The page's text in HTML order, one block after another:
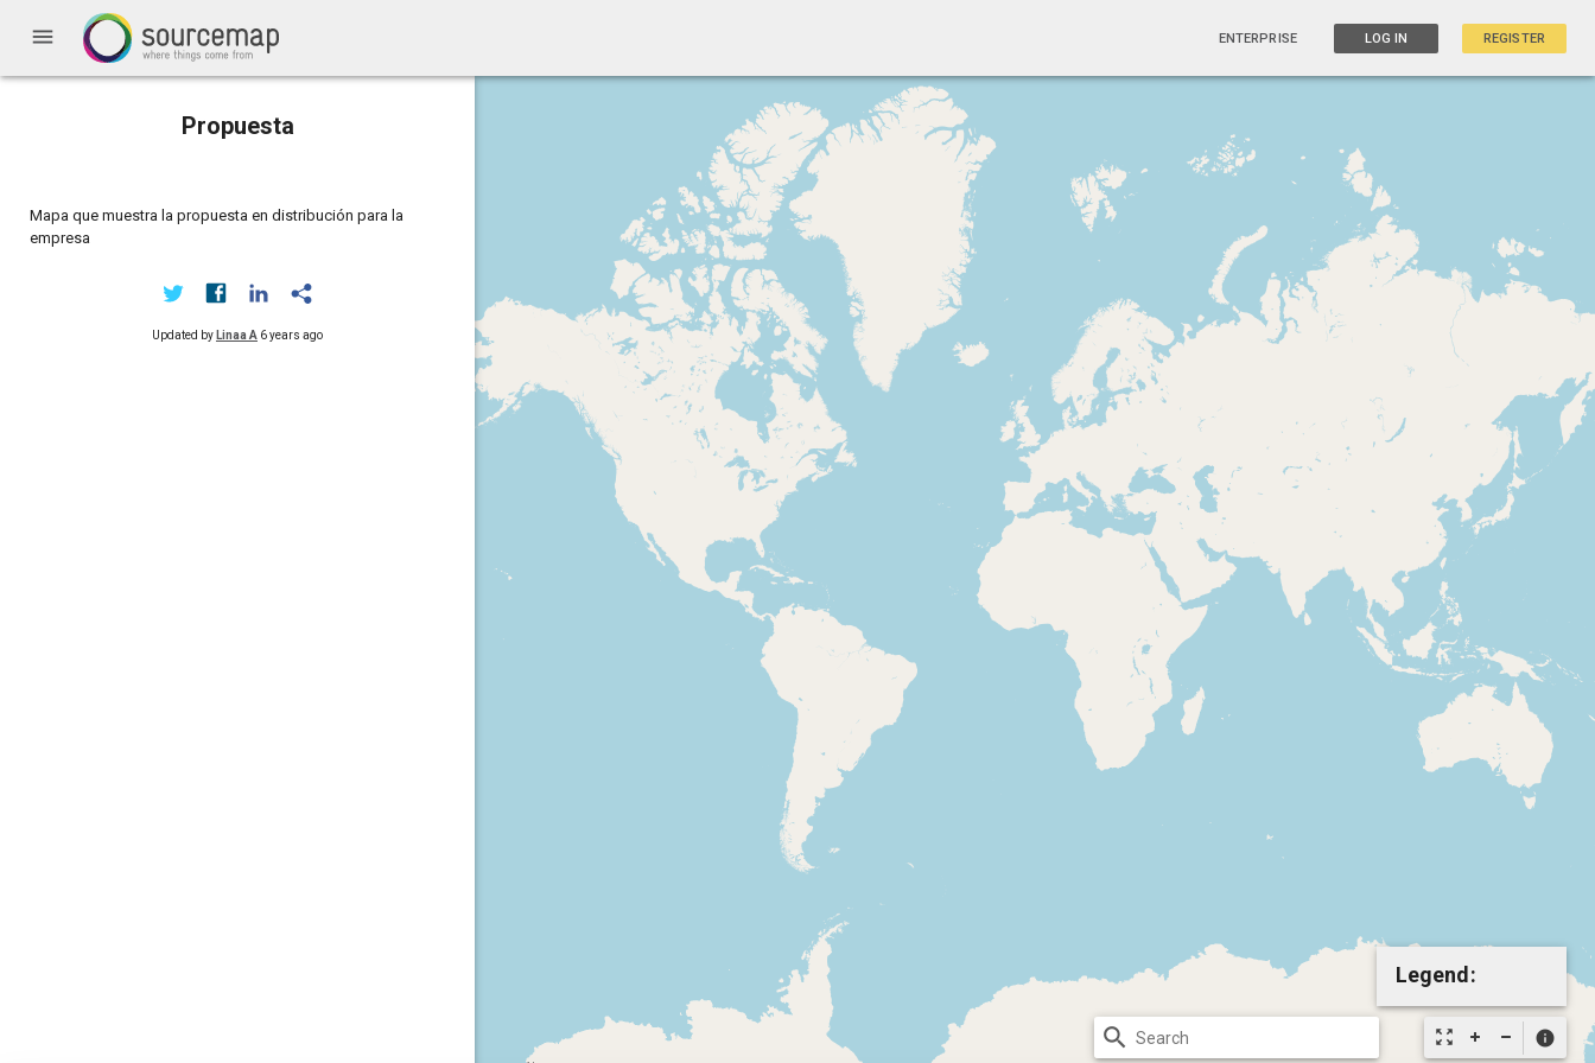
menu ENTERPRISE LOG IN REGISTER
Propuesta
Mapa que muestra la propuesta en distribución para la
empresa
Updated by Linaa A 6 years ago
zoom_out_map info
Legend:
search